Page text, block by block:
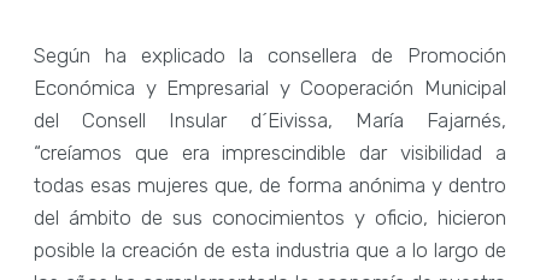
Según ha explicado la consellera de Promoción
Económica y Empresarial y Cooperación Municipal
del Consell Insular d´Eivissa, María Fajarnés,
“creíamos que era imprescindible dar visibilidad a
todas esas mujeres que, de forma anónima y dentro
del ámbito de sus conocimientos y oficio, hicieron
posible la creación de esta industria que a lo largo de